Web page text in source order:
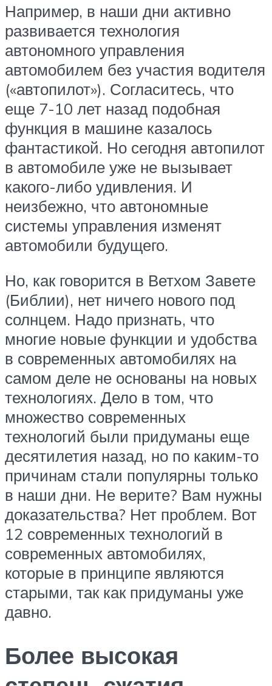
Например, в наши дни активно
развивается технология
автономного управления
автомобилем без участия водителя
(«автопилот»). Согласитесь, что
еще 7-10 лет назад подобная
функция в машине казалось
фантастикой. Но сегодня автопилот
в автомобиле уже не вызывает
какого-либо удивления. И
неизбежно, что автономные
системы управления изменят
автомобили будущего.
Но, как говорится в Ветхом Завете
(Библии), нет ничего нового под
солнцем. Надо признать, что
многие новые функции и удобства
в современных автомобилях на
самом деле не основаны на новых
технологиях. Дело в том, что
множество современных
технологий были придуманы еще
десятилетия назад, но по каким-то
причинам стали популярны только
в наши дни. Не верите? Вам нужны
доказательства? Нет проблем. Вот
12 современных технологий в
современных автомобилях,
которые в принципе являются
старыми, так как придуманы уже
давно.
Более высокая